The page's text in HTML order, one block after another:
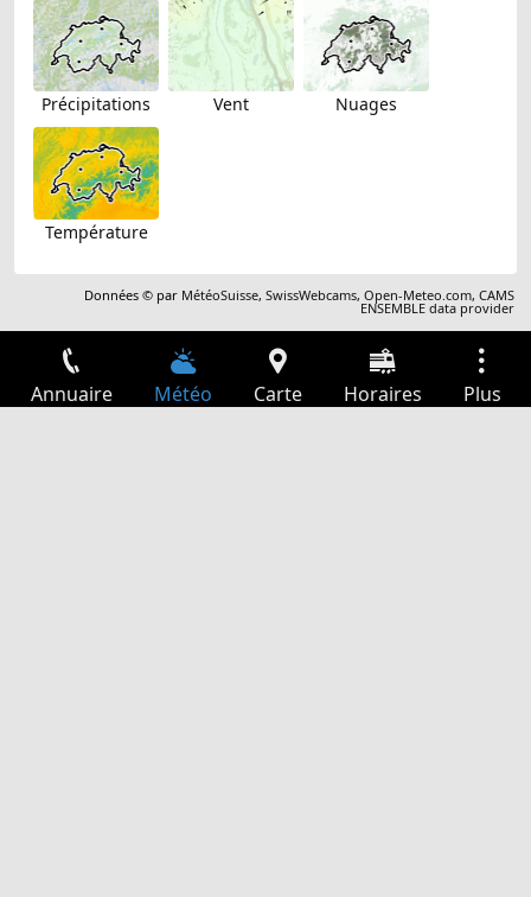
Précipitations Vent Nuages
Température
Données © par MétéoSuisse,SwissWebcams,Open-Meteo.com,CAMS
ENSEMBLE data provider
Annuaire Météo Carte Horaires Plus